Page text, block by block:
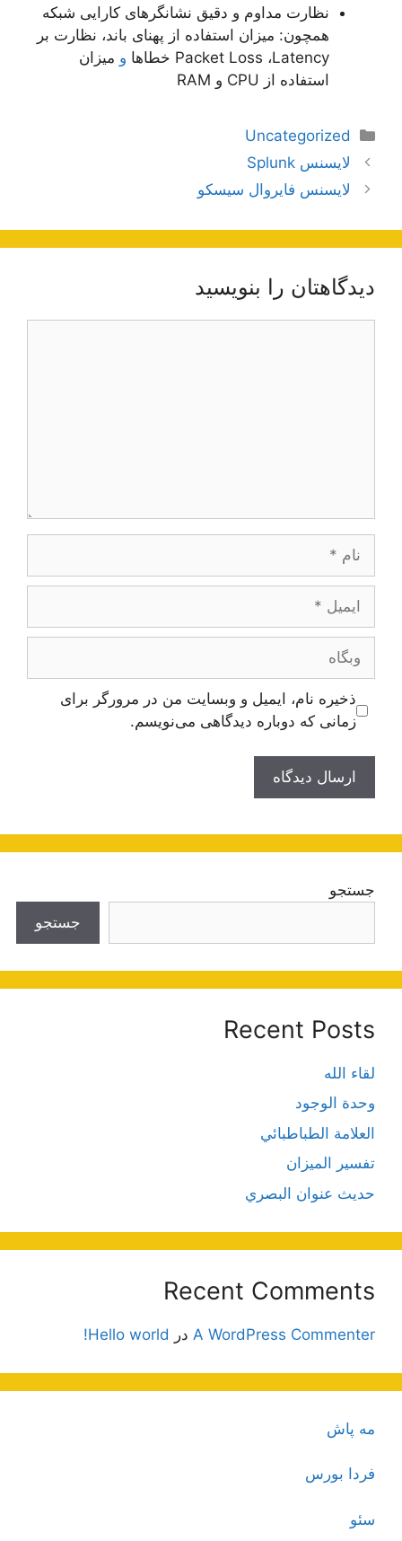
نظارت مداوم و دقیق نشانگرهای کارایی شبکه
همچون: میزان استفاده از پهنای باند، نظارت بر
Packet Loss ،Latency خطاها
و میزان
استفاده از CPU و RAM
دسته‌ها
Uncategorized
ناوبری
نوشته‌ها
لایسنس Splunk
لایسنس فایروال سیسکو
دیدگاهتان را بنویسید
ایمیل
وبگاه
ذخیره نام، ایمیل و وبسایت من در مرورگر برای
زمانی که دوباره دیدگاهی می‌نویسم.
جستجو
جستجو
Recent Posts
لقاء الله
وحدة الوجود
العلامة الطباطبائي
تفسير الميزان
حديث عنوان البصري
Recent Comments
A WordPress Commenter در Hello world!
مه پاش
فردا بورس
سئو